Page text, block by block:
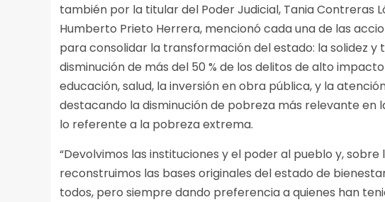
también por la titular del Poder Judicial, Tania Contreras
Humberto Prieto Herrera, mencionó cada una de las
para consolidar la transformación del estado: la solidez y
disminución de más del 50 % de los delitos de alto
educación, salud, la inversión en obra pública, y la
destacando la disminución de pobreza más relevante en
lo referente a la pobreza extrema.
“Devolvimos las instituciones y el poder al pueblo y,
reconstruimos las bases originales del estado de
todos, pero siempre dando preferencia a quienes han